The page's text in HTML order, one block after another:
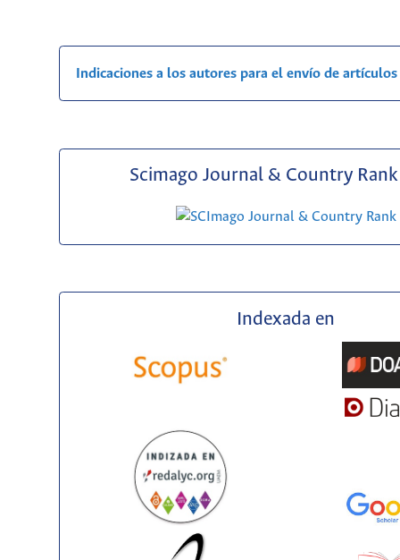
Indicaciones a los autores para el envío de artículos
Scimago Journal & Country Rank
Indexada en